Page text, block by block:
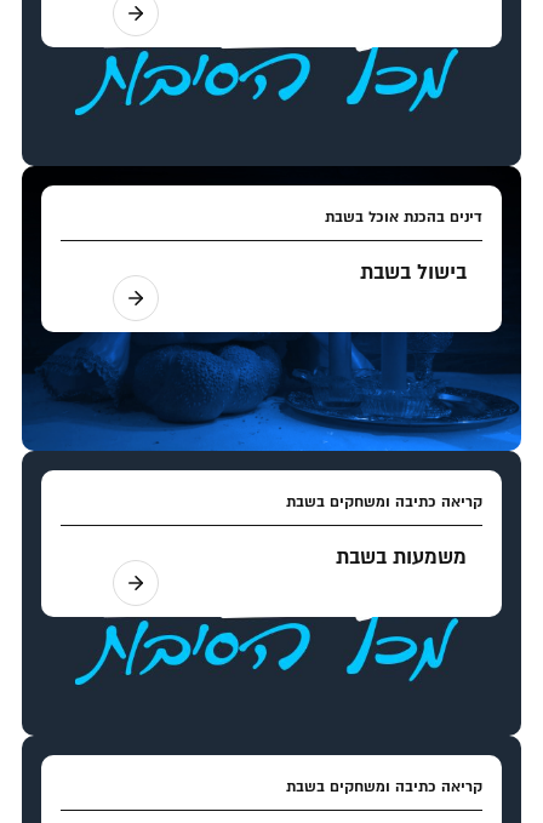
דינים בהכנת אוכל בשבת
בישול בשבת
קריאה כתיבה ומשחקים בשבת
משמעות בשבת
קריאה כתיבה ומשחקים בשבת